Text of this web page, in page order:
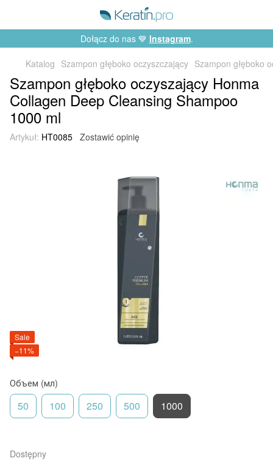
Dołącz do nas 💙 Instagram.
Katalog Szampon głęboko oczyszczający Szampon głęboko
Szampon głęboko oczyszający Honma
Collagen Deep Cleansing Shampoo
1000 ml
Artykuł: HT0085 Zostawić opinię
Sale
−11%
Объем (мл)
50 100 250 500 1000
Dostępny